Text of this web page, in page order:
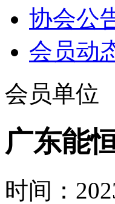
协会公
会员动
会员单位
广东能
时间：